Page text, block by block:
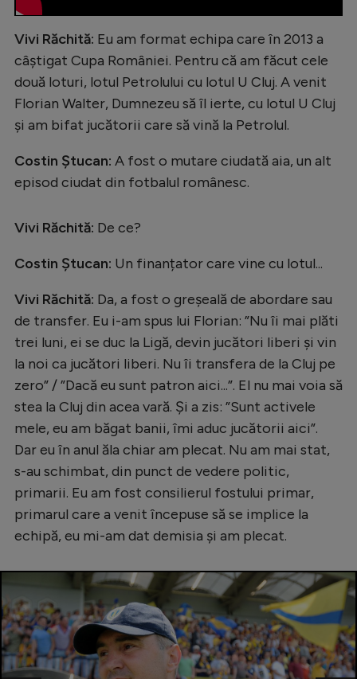
Vivi Răchită: Eu am format echipa care în 2013 a
câștigat Cupa României. Pentru că am făcut cele
două loturi, lotul Petrolului cu lotul U Cluj. A venit
Florian Walter, Dumnezeu să îl ierte, cu lotul U Cluj
și am bifat jucătorii care să vină la Petrolul.
Costin Ștucan: A fost o mutare ciudată aia, un alt
episod ciudat din fotbalul românesc.
Vivi Răchită: De ce?
Costin Ștucan: Un finanțator care vine cu lotul...
Vivi Răchită: Da, a fost o greșeală de abordare sau
de transfer. Eu i-am spus lui Florian: ”Nu îi mai plăti
trei luni, ei se duc la Ligă, devin jucători liberi și vin
la noi ca jucători liberi. Nu îi transfera de la Cluj pe
zero” / ”Dacă eu sunt patron aici...”. El nu mai voia să
stea la Cluj din acea vară. Și a zis: ”Sunt activele
mele, eu am băgat banii, îmi aduc jucătorii aici”.
Dar eu în anul ăla chiar am plecat. Nu am mai stat,
s-au schimbat, din punct de vedere politic,
primarii. Eu am fost consilierul fostului primar,
primarul care a venit începuse să se implice la
echipă, eu mi-am dat demisia și am plecat.